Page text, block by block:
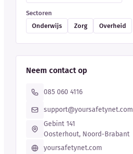
Sectoren
Onderwijs
Zorg Overheid
Neem contact op
085 060 4116
support@yoursafetynet.com
Gebint 141
Oosterhout, Noord-Brabant
yoursafetynet.com